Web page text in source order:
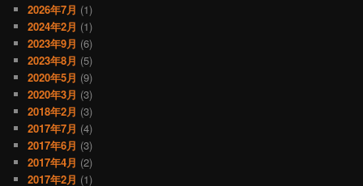
2026年7月 (1)
2024年2月 (1)
2023年9月 (6)
2023年8月 (5)
2020年5月 (9)
2020年3月 (3)
2018年2月 (3)
2017年7月 (4)
2017年6月 (3)
2017年4月 (2)
2017年2月 (1)